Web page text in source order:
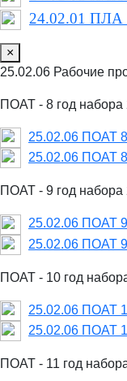
24.02.01 ПЛА
×
25.02.06 Рабочие
ПОАТ - 8 год набора
25.02.06 ПОАТ
25.02.06 ПОАТ
ПОАТ - 9 год набора
25.02.06 ПОАТ
25.02.06 ПОАТ
ПОАТ - 10 год
25.02.06 ПОАТ
25.02.06 ПОАТ
ПОАТ - 11 год